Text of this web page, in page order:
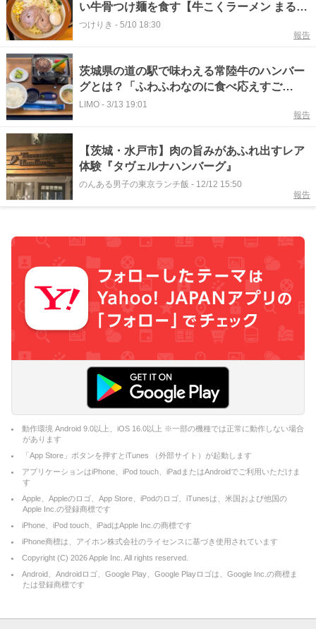
い牛骨つけ麺を食す【牛こくラーメン まるか
つ/新中野】
つけりき - 5/10 18:30
報告
茨城県の道の駅で味わえる常陸牛のハンバー
グとは？「ふわふわなのに食べ応えすご
い！」と驚きの声
LIMO - 3/13 19:01
報告
【茨城・水戸市】肉の旨みがあふれ出すレア
体験『タヴェルナハンバーグ』
のんある男子の東京ランチ飯 - 12/12 15:50
報告
動作環境 Android 9.0以上、iOS 16.0以上 ※一部の機種では正常に動作しない場合
があります
「App Store」ボタンを押すとiTunes （外部サイト）が起動します
アプリケーションはiPhone、iPod touch、iPadまたはAndroidでご利用いただけま
す
Apple、Appleのロゴ、App Store、iPodのロゴ、iTunesは、米国および他国の
Apple Inc.の登録商標です
iPhone、iPod touch、iPadはApple Inc.の商標です
iPhone商標は、アイホン株式会社のライセンスに基づき使用されています
Copyright (C) 2026Apple Inc. All rights reserved.
Android、Androidロゴ、Google Play、Google Playロゴは、Google Inc.の商標ま
たは登録商標です